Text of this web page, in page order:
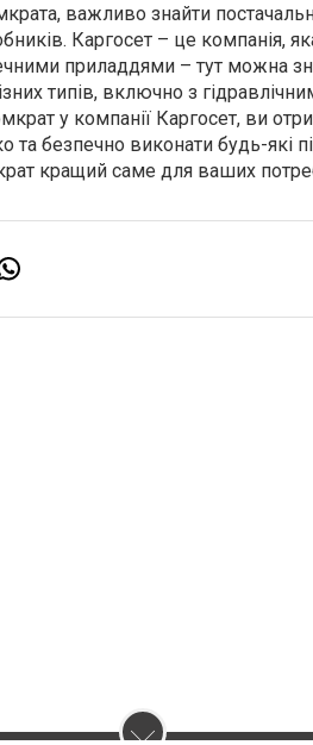
важливо знайти
Каргосет – це компанія,
приладдями – тут можна
типів, включно з
у компанії Каргосет, ви
безпечно виконати будь-які
кращий саме для ваших